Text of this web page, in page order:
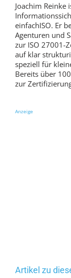
Joachim Reinke
einfachISO. Er
Agenturen und
zur ISO 27001-
auf klar
speziell für
Bereits über
zur
Anzeige
Artikel zu